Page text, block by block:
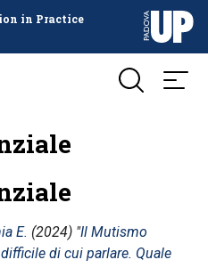
in Practice
E. (2024) "Il Mutismo
di cui parlare. Quale